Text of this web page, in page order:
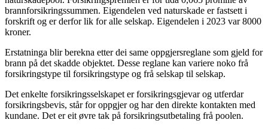
brannforsikringssummen. Eigendelen ved naturskade er fastsett i
forskrift og er derfor lik for alle selskap. Eigendelen i 2023 var 8000
kroner.
Erstatninga blir berekna etter dei same oppgjersreglane som gjeld for
brann på det skadde objektet. Desse reglane kan variere noko frå
forsikringstype til forsikringstype og frå selskap til selskap.
Det enkelte forsikringsselskapet er forsikringsgjevar og utferdar
forsikringsbevis, står for oppgjer og har den direkte kontakten med
kundane. Det er eit øvre tak på forsikringsutbetaling frå poolen.